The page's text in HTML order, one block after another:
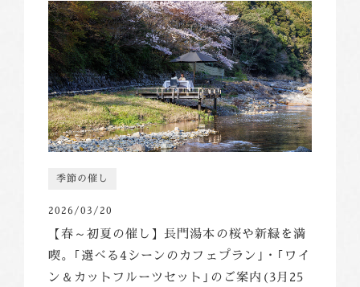
季節の催し
2026/03/20
【春～初夏の催し】長門湯本の桜や新緑を満
喫。｢選べる4シーンのカフェプラン｣・｢ワイ
ン＆カットフルーツセット｣のご案内(3月25